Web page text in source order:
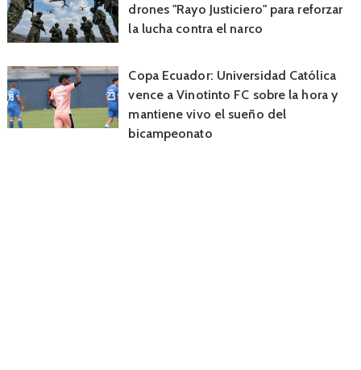
drones "Rayo Justiciero" para reforzar
la lucha contra el narco
Copa Ecuador: Universidad Católica
vence a Vinotinto FC sobre la hora y
mantiene vivo el sueño del
bicampeonato